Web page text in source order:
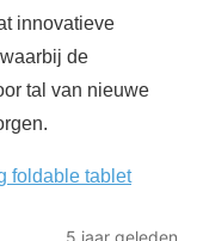
innovatieve
de
tal van nieuwe
foldable tablet